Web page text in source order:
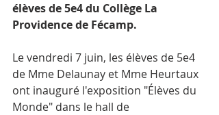
élèves de 5e4 du Collège La
Providence de Fécamp.
Le vendredi 7 juin, les élèves de 5e4
de Mme Delaunay et Mme Heurtaux
ont inauguré l'exposition "Élèves du
Monde" dans le hall de